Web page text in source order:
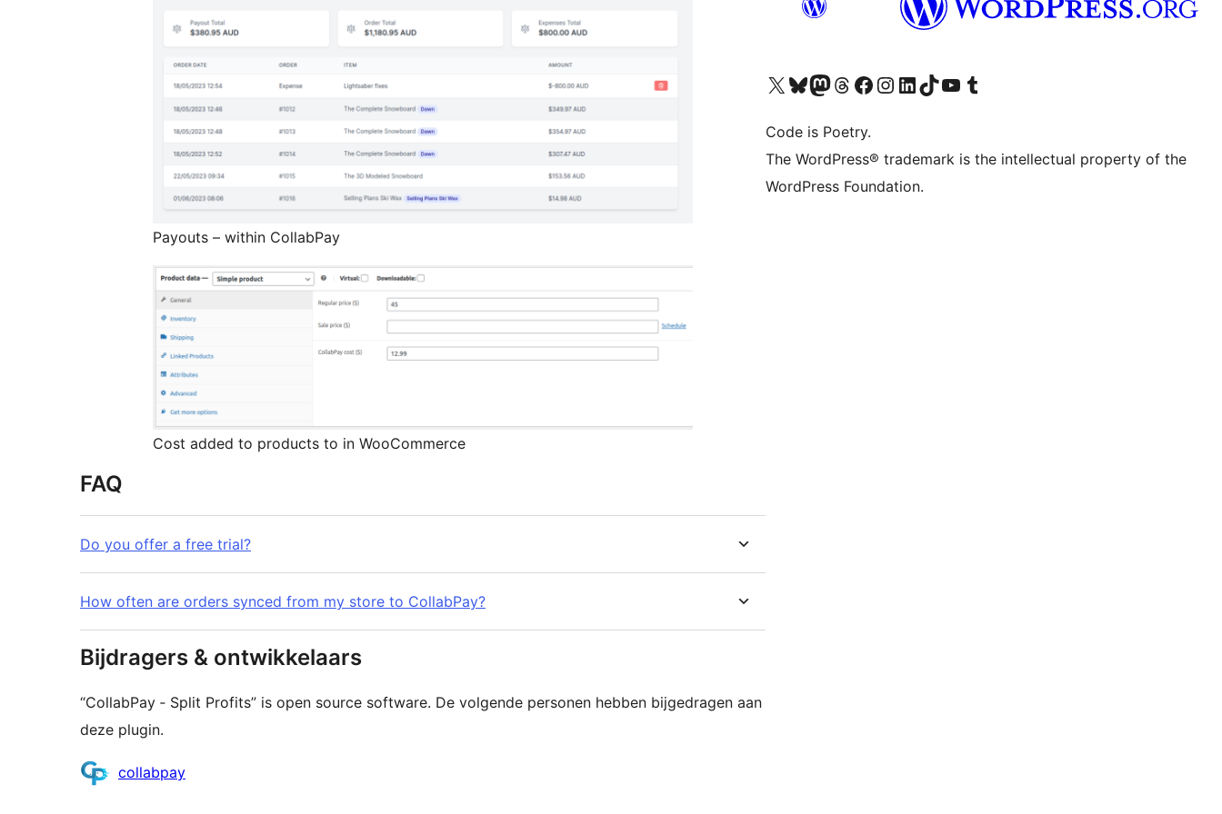
Payouts – within CollabPay
Cost added to products to in WooCommerce
FAQ
Do you offer a free trial?
How often are orders synced from my store to CollabPay?
Bijdragers & ontwikkelaars
“CollabPay ‑ Split Profits” is open source software. De volgende personen hebben bijgedragen aan
deze plugin.
Bijdragerscollabpay
Bezoek ons X (voorheen Twitter) account
Bezoek onze Bluesky account
Bezoek ons Mastodon account
Bezoek onze Threads account
Onze Facebookpagina bezoeken
Bezoek onze Instagram account
Bezoek onze LinkedIn account
Bezoek onze TikTok account
Bezoek ons YouTube kanaalBezoek onze Tumblr account
Code is Poetry.
The WordPress® trademark is the intellectual property of the
WordPress Foundation.